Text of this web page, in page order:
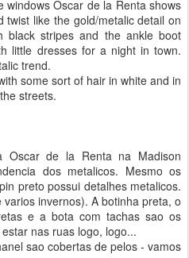
windows Oscar de la Renta shows
twist like the gold/metalic detail on
black stripes and the ankle boot
little dresses for a night in town.
trend.
some sort of hair in white and in
streets.
Oscar de la Renta na Madison
dos metalicos. Mesmo os
preto possui detalhes metalicos.
invernos). A botinha preta, o
e a bota com tachas sao os
nas ruas logo, logo...
sao cobertas de pelos - vamos